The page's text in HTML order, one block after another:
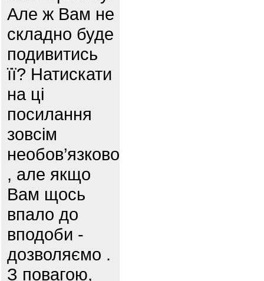
Але ж Вам не
складно буде
подивитись
її? Натискати
на ці
посилання
зовсім
необов’язково
, але якщо
Вам щось
впало до
вподоби -
дозволяємо .
З повагою,